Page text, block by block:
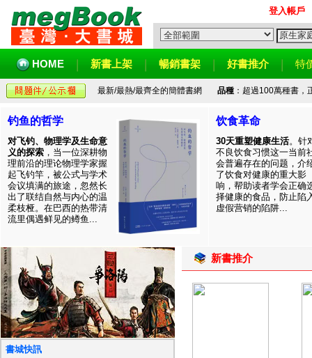
登入帳戶
HOME 新書上架 暢銷書架 好書推介 特
最新/最熱/最齊全的簡體書網 品種：超過100萬種書，
钓鱼的哲学
对飞钓、物理学及生命意
义的探索 ，当一位深耕物
理前沿的理论物理学家握
起飞钓竿，被公式与学术
会议填满的旅途，忽然长
出了联结自然与内心的温
柔枝桠。在巴西的热带清
流里偶遇鲜见的鳟鱼...
饮食革命
30天重塑健康生活。针
不良饮食习惯这一当前
会普遍存在的问题，介
了饮食对健康的重大影
响，帮助读者学会正确
择健康的食品，防止陷
虚假营销的陷阱...
書城快訊
新書推介